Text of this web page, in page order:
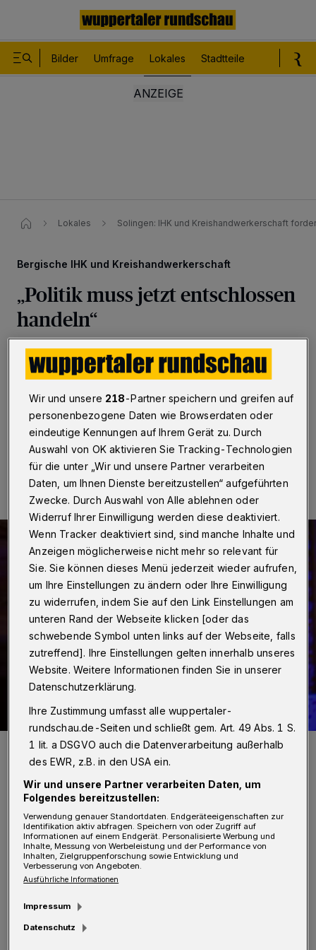
Bilder Umfrage Lokales Stadtteile
Lokales Solingen: IHK und Kreishandwerkerschaft
Bergische IHK und Kreishandwerkerschaft
„Politik muss jetzt entschlossen
handeln“
Wuppertal·Die Bergische IHK und die
Kreishandwerkerschaft Solingen-Wuppertal trauern um
die Opfer des Terroranschlags auf dem Fest zum
Solinger Stadtjubiläum – und fordern Konsequenzen.
27.08.2024 , 09:30 Uhr Eine Minute Lesezeit
IHK-Präsident Henner Pasch (Archivbild).
Foto: Malte Reiter
„Wir sind tief betroffen und erschüttert
angesichts der Todesopfer und der verletzten
Kreishandwerksmeister Arnd Krüger und IHK-
Hauptgeschäftsführer Michael Wenge.
Wir und unsere 218-Partner speichern und greifen auf
personenbezogene Daten wie Browserdaten oder
eindeutige Kennungen auf Ihrem Gerät zu. Durch
Auswahl von OK aktivieren Sie Tracking-Technologien
für die unter „Wir und unsere Partner verarbeiten
Daten, um Ihnen Dienste bereitzustellen“ aufgeführten
Zwecke. Durch Auswahl von Alle ablehnen oder
Widerruf Ihrer Einwilligung werden diese deaktiviert.
Wenn Tracker deaktiviert sind, sind manche Inhalte und
Anzeigen möglicherweise nicht mehr so relevant für
Sie. Sie können dieses Menü jederzeit wieder aufrufen,
um Ihre Einstellungen zu ändern oder Ihre Einwilligung
zu widerrufen, indem Sie auf den Link Einstellungen am
unteren Rand der Webseite klicken [oder das
schwebende Symbol unten links auf der Webseite, falls
zutreffend]. Ihre Einstellungen gelten innerhalb unseres
Website. Weitere Informationen finden Sie in unserer
Datenschutzerklärung.
Ihre Zustimmung umfasst alle wuppertaler-
rundschau.de-Seiten und schließt gem. Art. 49 Abs. 1 S.
1 lit. a DSGVO auch die Datenverarbeitung außerhalb
des EWR, z.B. in den USA ein.
Wir und unsere Partner verarbeiten Daten, um
Folgendes bereitzustellen:
Verwendung genauer Standortdaten. Endgeräteeigenschaften zur
Identifikation aktiv abfragen. Speichern von oder Zugriff auf
Informationen auf einem Endgerät. Personalisierte Werbung und
Inhalte, Messung von Werbeleistung und der Performance von
Inhalten, Zielgruppenforschung sowie Entwicklung und
Verbesserung von Angeboten.
Ausführliche Informationen
Impressum
Datenschutz